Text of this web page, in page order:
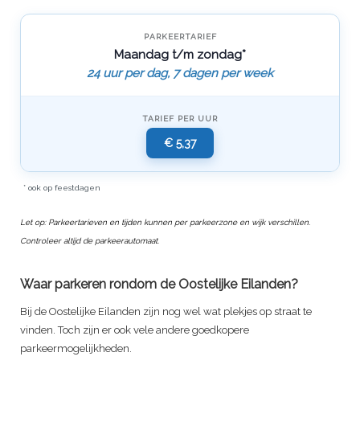
PARKEERTARIEF
Maandag t/m zondag*
24 uur per dag, 7 dagen per week
TARIEF PER UUR
€ 5,37
* ook op feestdagen
Let op: Parkeertarieven en tijden kunnen per parkeerzone en wijk verschillen.
Controleer altijd de parkeerautomaat.
Waar parkeren rondom de Oostelijke Eilanden?
Bij de Oostelijke Eilanden zijn nog wel wat plekjes op straat te
vinden. Toch zijn er ook vele andere goedkopere
parkeermogelijkheden.